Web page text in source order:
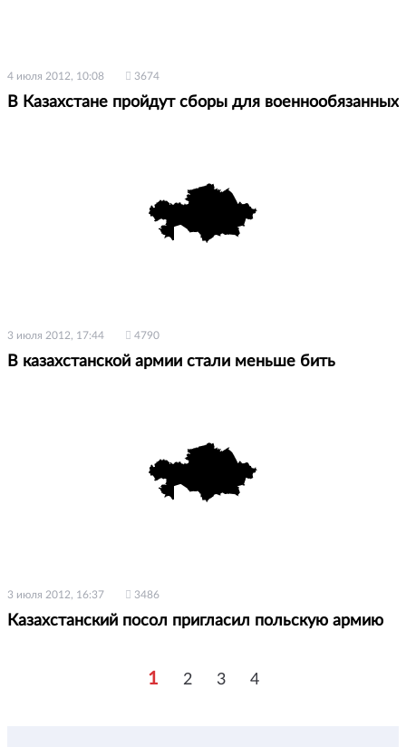
4 июля 2012, 10:08 3674
В Казахстане пройдут сборы для военнообязанных
3 июля 2012, 17:44 4790
В казахстанской армии стали меньше бить
3 июля 2012, 16:37 3486
Казахстанский посол пригласил польскую армию
1 2 3 4